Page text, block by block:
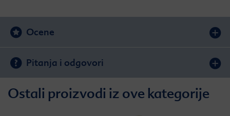
Ocene
Pitanja i odgovori
Ostali proizvodi iz ove kategorije